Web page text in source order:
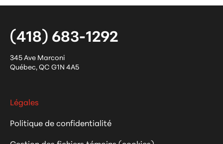
(418) 683-1292
345 Ave Marconi
Québec,QC G1N 4A5
Légales
Politique de confidentialité